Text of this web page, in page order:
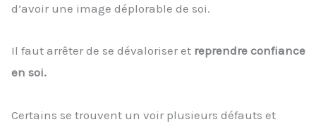
d’avoir une image déplorable de soi.
Il faut arrêter de se dévaloriser et reprendre confiance
en soi.
Certains se trouvent un voir plusieurs défauts et